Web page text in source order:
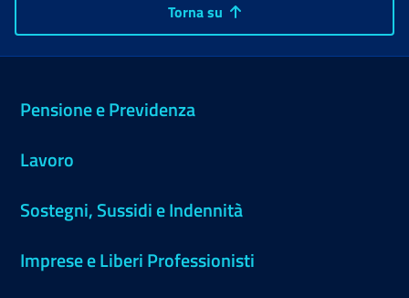
Torna su
Pensione e Previdenza
Lavoro
Sostegni, Sussidi e Indennità
Imprese e Liberi Professionisti